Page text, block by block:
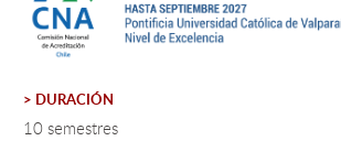
Estudiantes
Académicos
Funcionarios
> DURACIÓN
10 semestres